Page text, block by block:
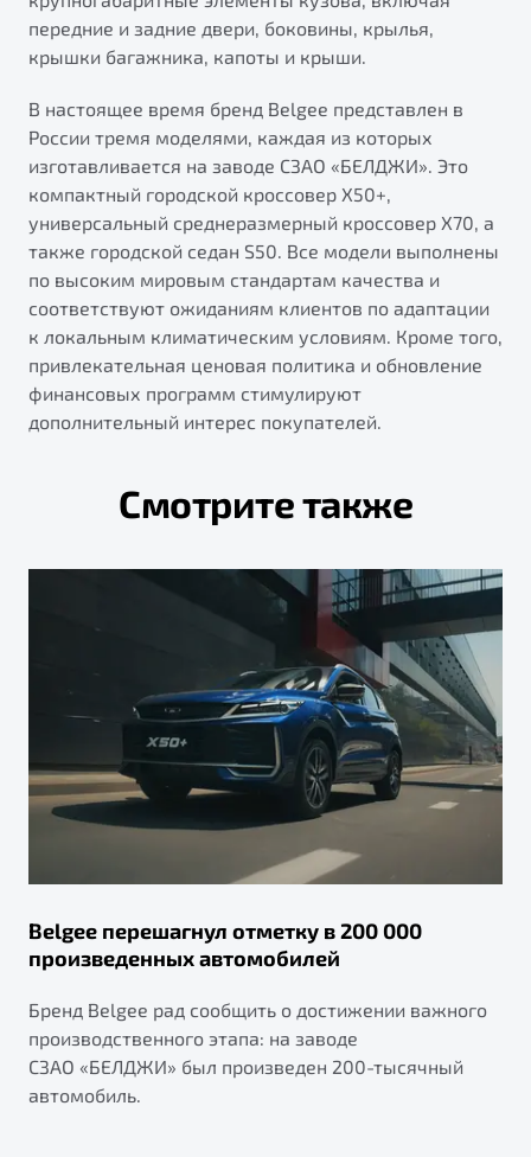
передние и задние двери, боковины, крылья,
крышки багажника, капоты и крыши.
В настоящее время бренд Belgee представлен в
России тремя моделями, каждая из которых
изготавливается на заводе СЗАО «БЕЛДЖИ». Это
компактный городской кроссовер X50+,
универсальный среднеразмерный кроссовер X70, а
также городской седан S50. Все модели выполнены
по высоким мировым стандартам качества и
соответствуют ожиданиям клиентов по адаптации
к локальным климатическим условиям. Кроме того,
привлекательная ценовая политика и обновление
финансовых программ стимулируют
дополнительный интерес покупателей.
Смотрите также
Belgee перешагнул отметку в 200 000
произведенных автомобилей
Бренд Belgee рад сообщить о достижении важного
производственного этапа: на заводе
СЗАО «БЕЛДЖИ» был произведен 200-тысячный
автомобиль.